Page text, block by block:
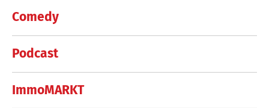
Comedy
Podcast
ImmoMARKT